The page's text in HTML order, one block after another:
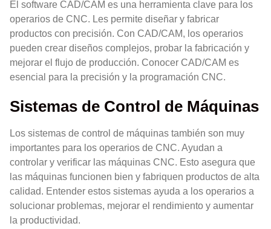
El software CAD/CAM es una herramienta clave para los
operarios de CNC. Les permite diseñar y fabricar
productos con precisión. Con CAD/CAM, los operarios
pueden crear diseños complejos, probar la fabricación y
mejorar el flujo de producción. Conocer CAD/CAM es
esencial para la precisión y la programación CNC.
Sistemas de Control de Máquinas
Los sistemas de control de máquinas también son muy
importantes para los operarios de CNC. Ayudan a
controlar y verificar las máquinas CNC. Esto asegura que
las máquinas funcionen bien y fabriquen productos de alta
calidad. Entender estos sistemas ayuda a los operarios a
solucionar problemas, mejorar el rendimiento y aumentar
la productividad.